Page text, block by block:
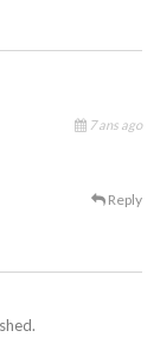
7 ans ago
Reply